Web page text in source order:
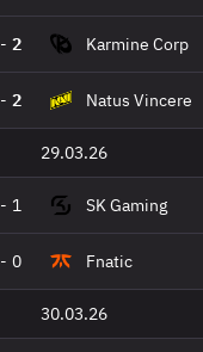
- 2 Karmine Corp
- 2 Natus Vincere
29.03.26
- 1 SK Gaming
- 0 Fnatic
30.03.26